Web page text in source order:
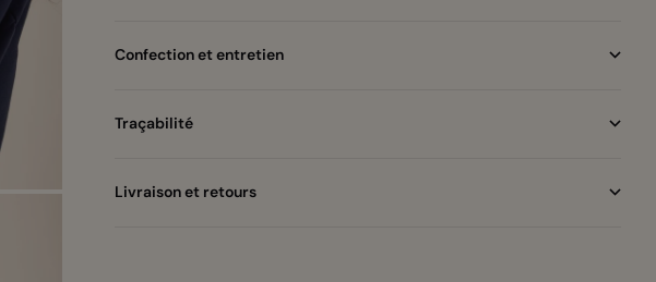
Confection et entretien
Traçabilité
Livraison et retours